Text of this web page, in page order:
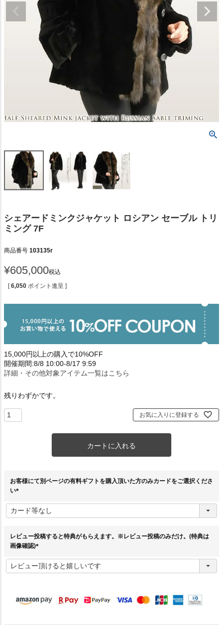
シェアードミンクジャケット ロシアン セーブル トリ
ミング 7F
商品番号 103135r
¥605,000税込
[ 6,050 ポイント進呈 ]
15,000円以上の購入で10%OFF
開催期間:8/8 10:00-8/17 9:59
詳細・その他対象アイテム一覧はこちら
残りわずかです。
お気に入りに登録する
カートに入れる
お客様にて別ページの有料ギフトを購入頂いた方のみカードをご選択くださ
い
必
須
レビュー投稿すると特典がもらえます。※レビュー投稿のみだけ。(特典は
画像確認)
必
須